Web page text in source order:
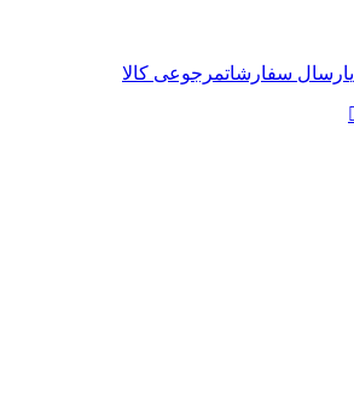
ارسال سفارشاتمرجوعی کالا